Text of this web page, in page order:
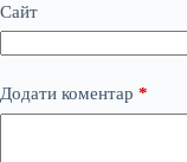
Сайт
Додати коментар *